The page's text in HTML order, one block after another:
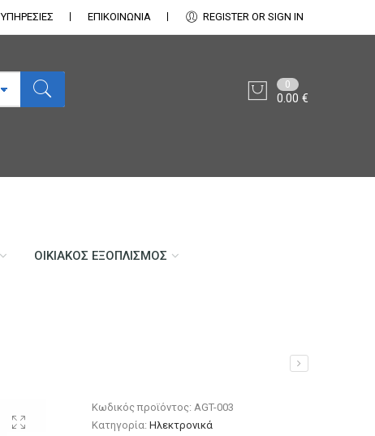
ΥΠΗΡΕΣΙΕΣ ΕΠΙΚΟΙΝΩΝΊΑ REGISTER OR SIGN IN
0
0.00€
ΟΙΚΙΑΚΌΣ ΕΞΟΠΛΙΣΜΌΣ
Κωδικός προϊόντος:AGT-003
Κατηγορία:Ηλεκτρονικά